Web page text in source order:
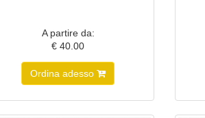
A partire da:
€ 40.00
Ordina adesso